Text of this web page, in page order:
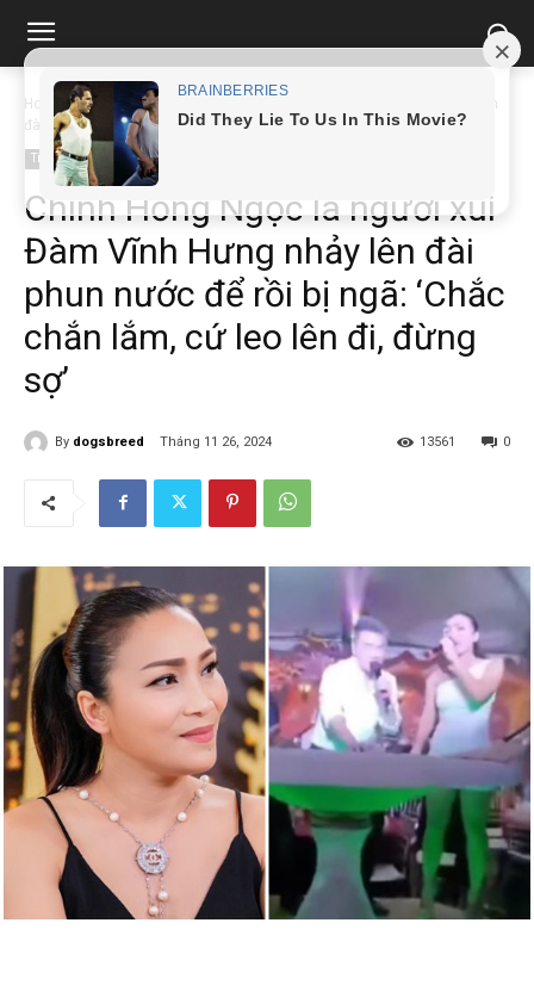
Home Tin tức
Chính Hồng Ngọc là người xúi Đàm Vĩnh Hưng nhảy lên
đài...
Tin tức
Chính Hồng Ngọc là người xúi
Đàm Vĩnh Hưng nhảy lên đài
phun nước để rồi bị ngã: ‘Chắc
chắn lắm, cứ leo lên đi, đừng
sợ’
By dogsbreed Tháng 11 26, 2024 0
13561